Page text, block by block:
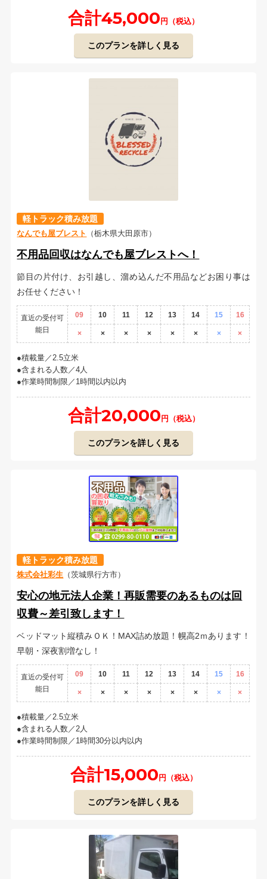
合計45,000 円（税込）
このプランを詳しく見る
軽トラック積み放題
なんでも屋ブレスト （栃木県大田原市）
不用品回収はなんでも屋ブレストへ！
節目の片付け、お引越し、溜め込んだ不用品などお困り事は
お任せください！
直近の受付可
能日
09 10 11 12 13 14 15 16
× × × × × × × ×
積載量／2.5立米
含まれる人数／4人
作業時間制限／1時間以内以内
合計20,000 円（税込）
このプランを詳しく見る
軽トラック積み放題
株式会社彩生 （茨城県行方市）
安心の地元法人企業！再販需要のあるものは回
収費～差引致します！
ベッドマット縦積みＯＫ！MAX詰め放題！幌高2ｍあります！
早朝・深夜割増なし！
直近の受付可
能日
09 10 11 12 13 14 15 16
× × × × × × × ×
積載量／2.5立米
含まれる人数／2人
作業時間制限／1時間30分以内以内
合計15,000 円（税込）
このプランを詳しく見る